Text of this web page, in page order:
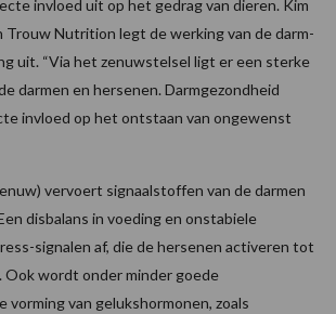
invloed uit op het gedrag van dieren. Kim
Trouw Nutrition legt de werking van de darm-
uit. “Via het zenuwstelsel ligt er een sterke
darmen en hersenen. Darmgezondheid
invloed op het ontstaan van ongewenst
vervoert signaalstoffen van de darmen
disbalans in voeding en onstabiele
signalen af, die de hersenen activeren tot
Ook wordt onder minder goede
vorming van gelukshormonen, zoals